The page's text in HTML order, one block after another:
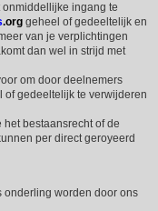
ingang te
.org geheel of gedeeltelijk en
van je verplichtingen
dan wel in strijd met
om door deelnemers
gedeeltelijk te verwijderen
bestaansrecht of de
per direct geroyeerd
onderling worden door ons